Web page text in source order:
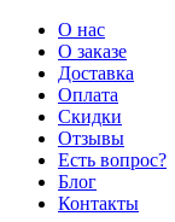
О нас
О заказе
Доставка
Оплата
Скидки
Отзывы
Есть вопрос?
Блог
Контакты